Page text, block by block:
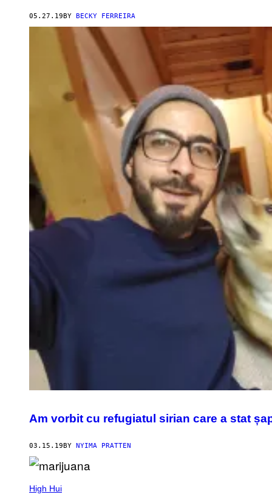
05.27.19 BY BECKY FERREIRA
Am vorbit cu refugiatul sirian care a stat
03.15.19BY NYIMA PRATTEN
High Hui